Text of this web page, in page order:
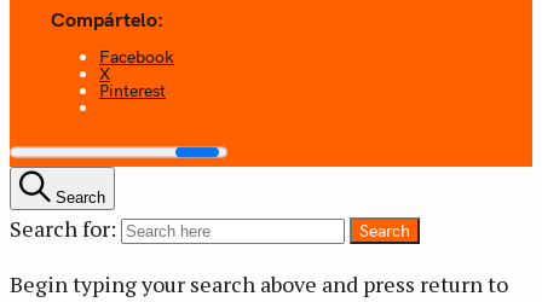
Compártelo:
Facebook
X
Pinterest
Search
Search for: Search
Begin typing your search above and press return to